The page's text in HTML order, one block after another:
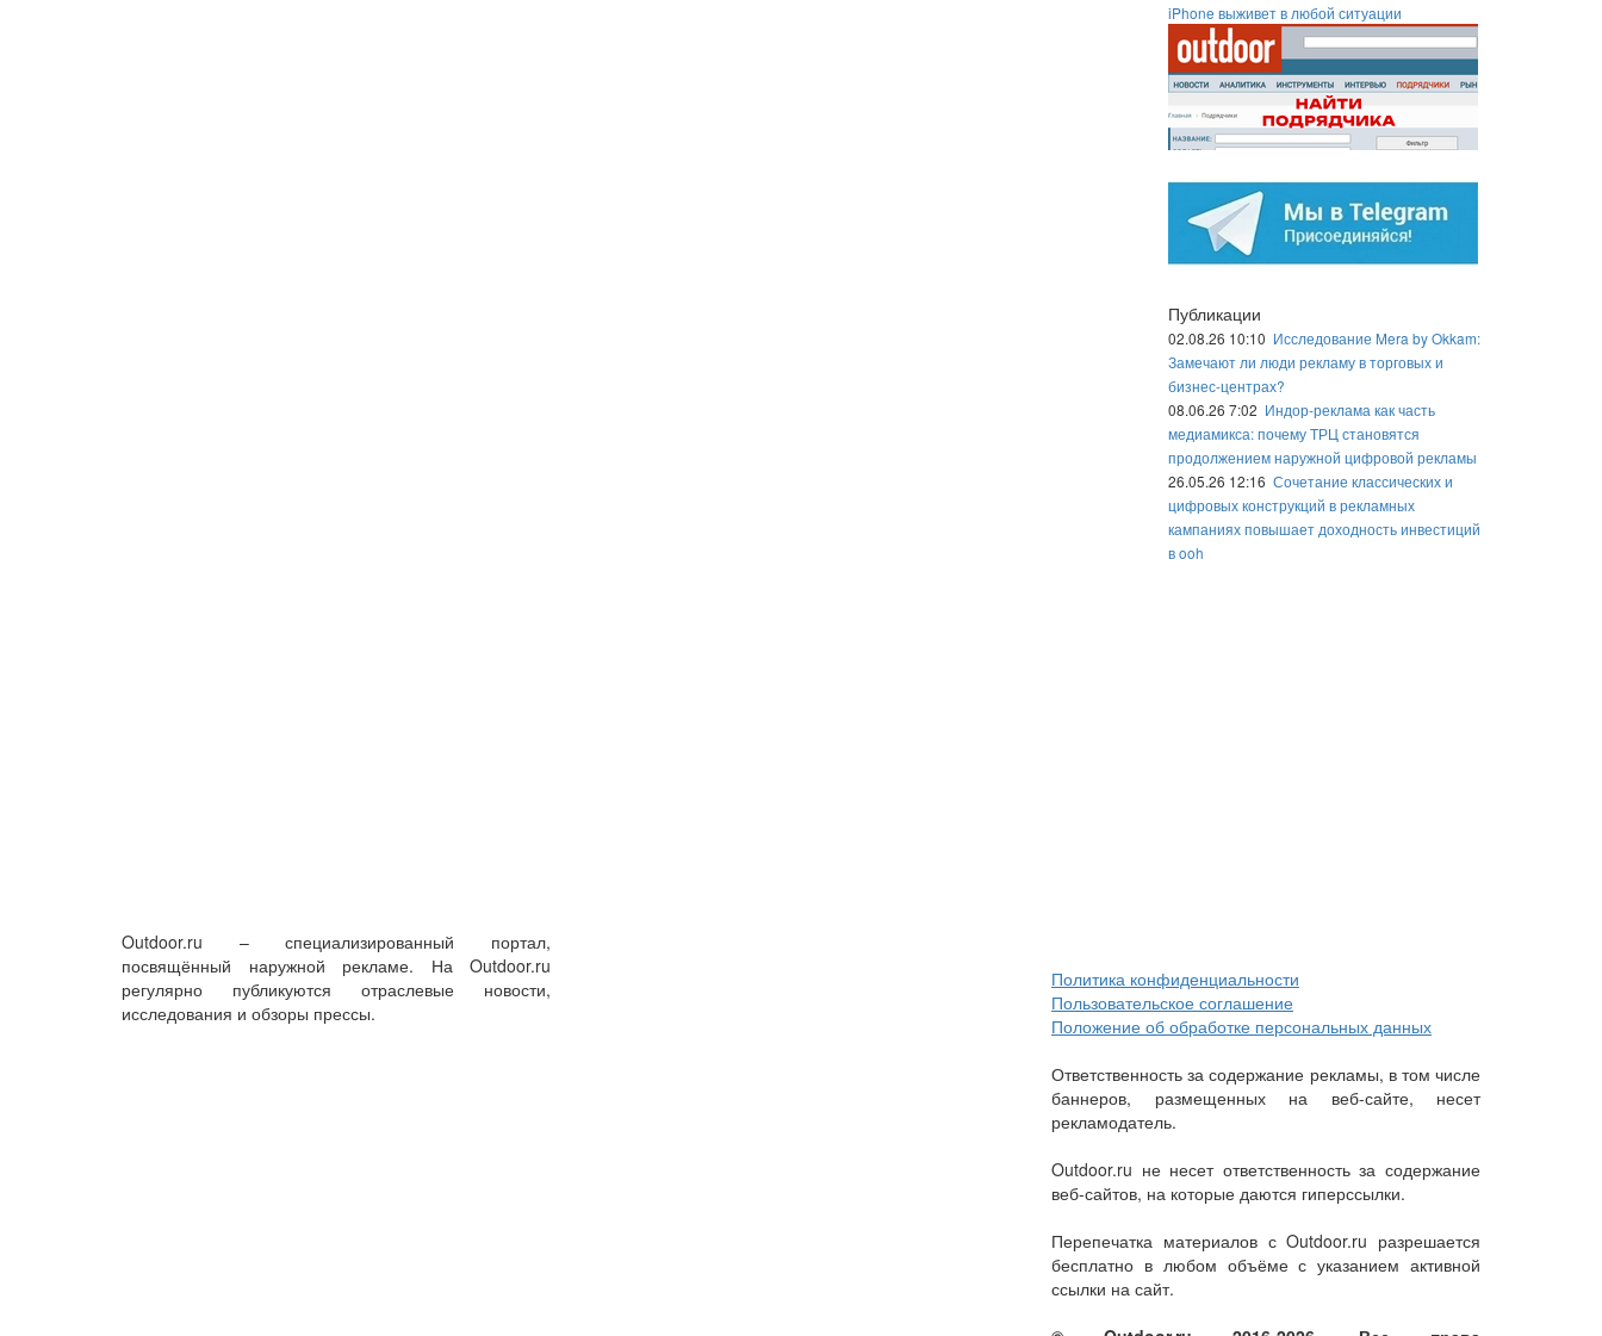
iPhone выживет в любой ситуации
Публикации
02.08.26 10:10 Исследование Mera by Okkam:
Замечают ли люди рекламу в торговых и
бизнес-центрах?
08.06.26 7:02 Индор-реклама как часть
медиамикса: почему ТРЦ становятся
продолжением наружной цифровой рекламы
26.05.26 12:16 Сочетание классических и
цифровых конструкций в рекламных
кампаниях повышает доходность инвестиций
в ooh
Outdoor.ru – специализированный портал,
посвящённый наружной рекламе. На Outdoor.ru
регулярно публикуются отраслевые новости,
исследования и обзоры прессы.
Политика конфиденциальности
Пользовательское соглашение
Положение об обработке персональных данных
Ответственность за содержание рекламы, в том числе
баннеров, размещенных на веб-сайте, несет
рекламодатель.
Outdoor.ru не несет ответственность за содержание
веб-сайтов, на которые даются гиперссылки.
Перепечатка материалов с Outdoor.ru разрешается
бесплатно в любом объёме с указанием активной
ссылки на сайт.